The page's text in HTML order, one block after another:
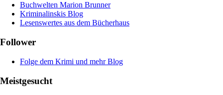
Buchwelten Marion Brunner
Kriminalinskis Blog
Lesenswertes aus dem Bücherhaus
Follower
Folge dem Krimi und mehr Blog
Meistgesucht